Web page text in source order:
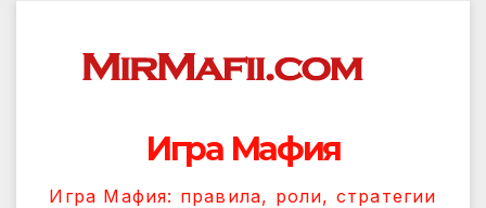
содержанию
Игра Мафия
Игра Мафия: правила, роли, стратегии